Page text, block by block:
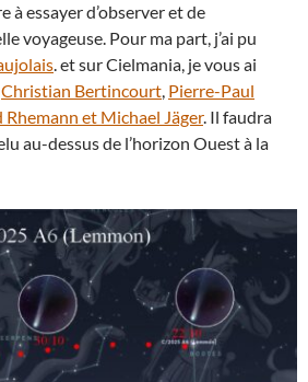
à essayer d’observer et de
voyageuse. Pour ma part, j’ai pu
. et sur Cielmania, je vous ai
Christian Bertincourt, Pierre-Paul
Rhemann et Michael Jäger. Il faudra
au-dessus de l’horizon Ouest à la